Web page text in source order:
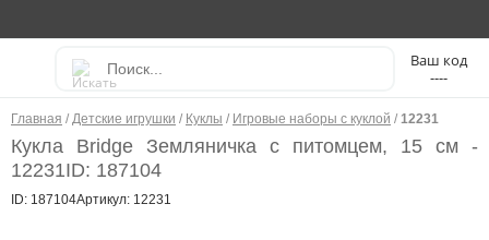
----
Главная / Детские игрушки / Куклы / Игровые наборы с куклой / 12231
Кукла Bridge Земляничка с питомцем, 15 см -
12231ID: 187104
ID: 187104Артикул: 12231